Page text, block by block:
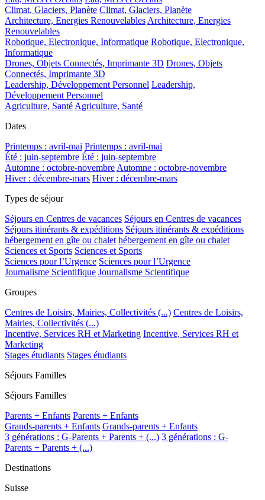
Climat, Glaciers, Planète Climat, Glaciers, Planète
Architecture, Energies Renouvelables Architecture, Energies
Renouvelables
Robotique, Electronique, Informatique Robotique, Electronique,
Informatique
Drones, Objets Connectés, Imprimante 3D Drones, Objets
Connectés, Imprimante 3D
Leadership, Développement Personnel Leadership,
Développement Personnel
Agriculture, Santé Agriculture, Santé
Dates
Printemps : avril-mai Printemps : avril-mai
Été : juin-septembre Été : juin-septembre
Automne : octobre-novembre Automne : octobre-novembre
Hiver : décembre-mars Hiver : décembre-mars
Types de séjour
Séjours en Centres de vacances Séjours en Centres de vacances
Séjours itinérants & expéditions Séjours itinérants & expéditions
hébergement en gîte ou chalet hébergement en gîte ou chalet
Sciences et Sports Sciences et Sports
Sciences pour l’Urgence Sciences pour l’Urgence
Journalisme Scientifique Journalisme Scientifique
Groupes
Centres de Loisirs, Mairies, Collectivités (...) Centres de Loisirs,
Mairies, Collectivités (...)
Incentive, Services RH et Marketing Incentive, Services RH et
Marketing
Stages étudiants Stages étudiants
Séjours Familles
Séjours Familles
Parents + Enfants Parents + Enfants
Grands-parents + Enfants Grands-parents + Enfants
3 générations : G-Parents + Parents + (...) 3 générations : G-
Parents + Parents + (...)
Destinations
Suisse